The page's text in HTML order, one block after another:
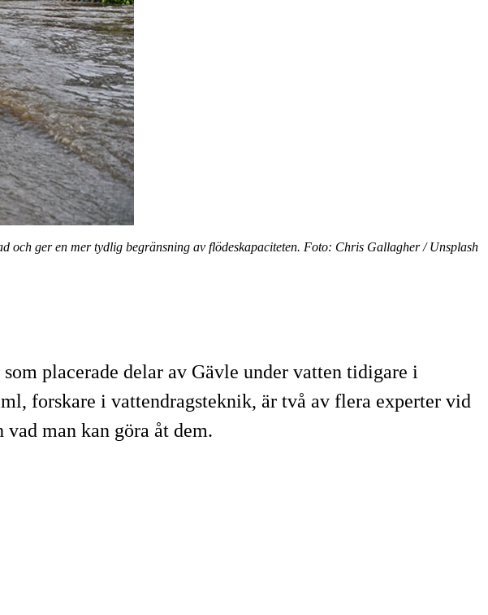
och ger en mer tydlig begränsning av flödeskapaciteten. Foto: Chris Gallagher / Unsplash
placerade delar av Gävle under vatten tidigare i
forskare i vattendragsteknik, är två av flera experter vid
man kan göra åt dem.